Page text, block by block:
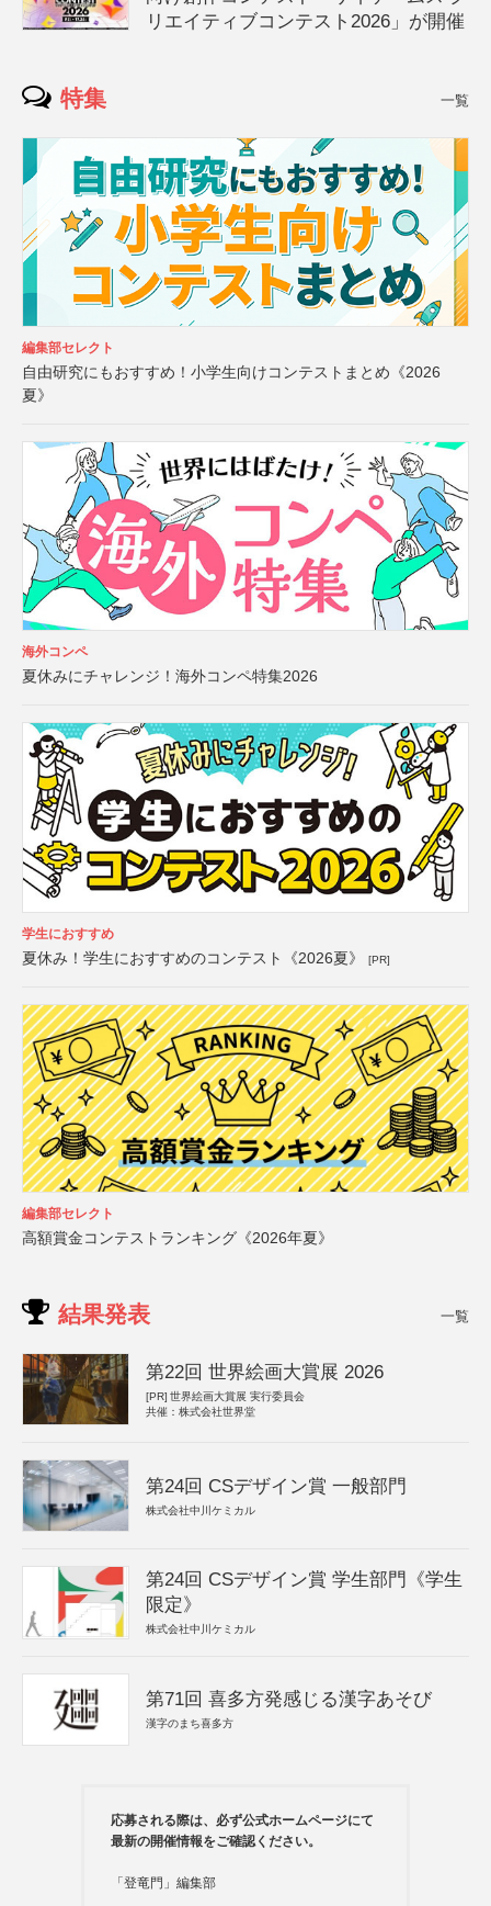
リエイティブコンテスト2026」が開催
特集 一覧
編集部セレクト
自由研究にもおすすめ！小学生向けコンテストまとめ《2026
夏》
海外コンペ
夏休みにチャレンジ！海外コンペ特集2026
学生におすすめ
夏休み！学生におすすめのコンテスト《2026夏》 [PR]
編集部セレクト
高額賞金コンテストランキング《2026年夏》
結果発表 一覧
第22回 世界絵画大賞展 2026
[PR] 世界絵画大賞展 実行委員会
共催：株式会社世界堂
第24回 CSデザイン賞 一般部門
株式会社中川ケミカル
第24回 CSデザイン賞 学生部門《学生
限定》
株式会社中川ケミカル
第71回 喜多方発感じる漢字あそび
漢字のまち喜多方
応募される際は、必ず公式ホームページにて
最新の開催情報をご確認ください。
「登竜門」編集部